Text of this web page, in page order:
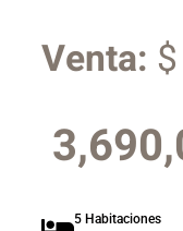
Venta:
5 Habitaciones